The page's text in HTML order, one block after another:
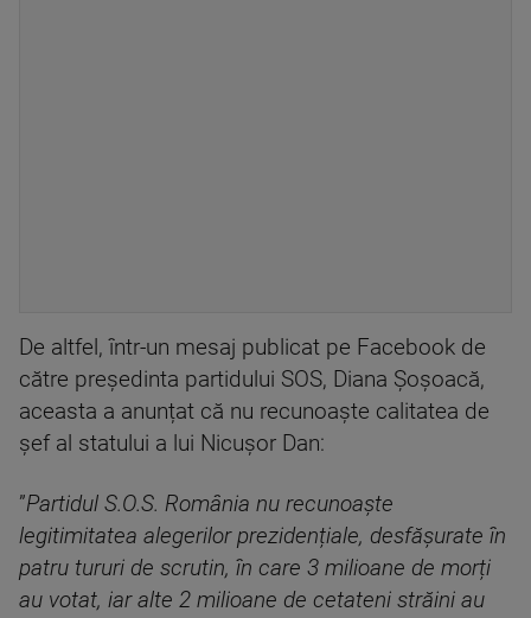
De altfel, într-un mesaj publicat pe Facebook de
către președinta partidului SOS, Diana Șoșoacă,
aceasta a anunțat că nu recunoaște calitatea de
șef al statului a lui Nicușor Dan:
”Partidul S.O.S. România nu recunoaște
legitimitatea alegerilor prezidențiale, desfășurate în
patru tururi de scrutin, în care 3 milioane de morți
au votat, iar alte 2 milioane de cetateni străini au